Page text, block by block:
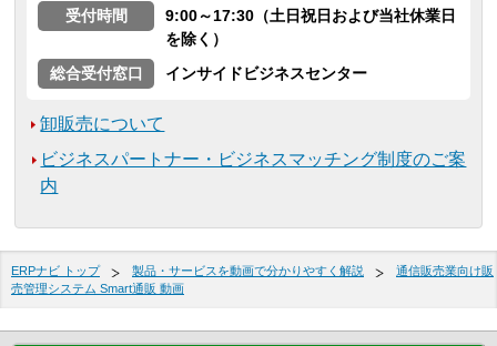
受付時間
9:00～17:30（土日祝日および当社休業日
を除く）
総合受付窓口
インサイドビジネスセンター
卸販売について
ビジネスパートナー・ビジネスマッチング制度のご案
内
ERPナビ トップ 製品・サービスを動画で分かりやすく解説
通信販売業向け販
売管理システム Smart通販 動画